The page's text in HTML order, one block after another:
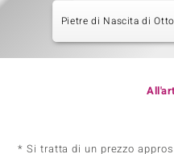
Pietre di Nascita di
* Si tratta di un prezzo